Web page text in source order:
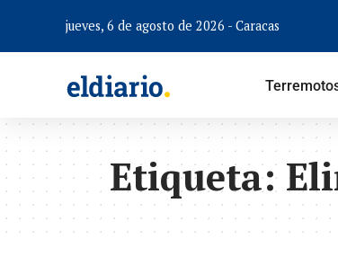
jueves, 6 de agosto de 2026 - Caracas
Etiqueta: